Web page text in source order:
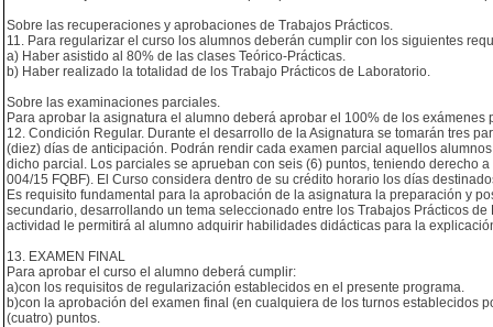
Sobre las recuperaciones y aprobaciones de Trabajos Prácticos.
11. Para regularizar el curso los alumnos deberán cumplir con los siguientes
a) Haber asistido al 80% de las clases Teórico-Prácticas.
b) Haber realizado la totalidad de los Trabajo Prácticos de Laboratorio.
Sobre las examinaciones parciales.
Para aprobar la asignatura el alumno deberá aprobar el 100% de los exámenes
12. Condición Regular. Durante el desarrollo de la Asignatura se tomarán tres
(diez) días de anticipación. Podrán rendir cada examen parcial aquellos
dicho parcial. Los parciales se aprueban con seis (6) puntos, teniendo derecho
004/15 FQBF). El Curso considera dentro de su crédito horario los días
Es requisito fundamental para la aprobación de la asignatura la preparación y
secundario, desarrollando un tema seleccionado entre los Trabajos Prácticos
actividad le permitirá al alumno adquirir habilidades didácticas para la
13. EXAMEN FINAL
Para aprobar el curso el alumno deberá cumplir:
a)con los requisitos de regularización establecidos en el presente programa.
b)con la aprobación del examen final (en cualquiera de los turnos establecidos
(cuatro) puntos.